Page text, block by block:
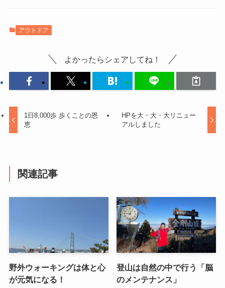
アウトドア
よかったらシェアしてね！
1日8,000歩 歩くことの恩
恵
HPを大・大・大リニュー
アルしました
関連記事
野外ウォーキングは体と心
が元気になる！
登山は自然の中で行う「脳
のメンテナンス」